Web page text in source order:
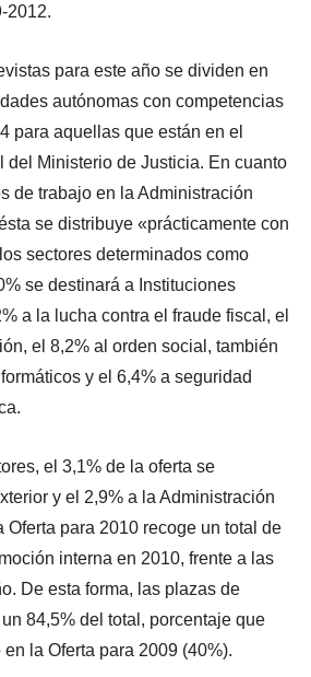
2012.
para este año se dividen en
autónomas con competencias
para aquellas que están en el
del Ministerio de Justicia. En cuanto
de trabajo en la Administración
se distribuye «prácticamente con
sectores determinados como
se destinará a Instituciones
a la lucha contra el fraude fiscal, el
el 8,2% al orden social, también
y el 6,4% a seguridad
el 3,1% de la oferta se
y el 2,9% a la Administración
Oferta para 2010 recoge un total de
interna en 2010, frente a las
De esta forma, las plazas de
84,5% del total, porcentaje que
la Oferta para 2009 (40%).